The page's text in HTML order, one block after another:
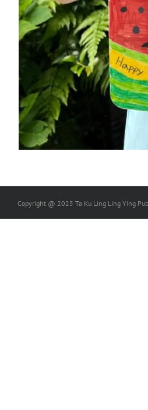
Copyright @ 2025 Ta Ku Ling Ling Ying